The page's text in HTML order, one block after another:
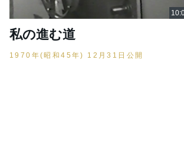
私の進む道
1970年(昭和45年) 12月31日公開